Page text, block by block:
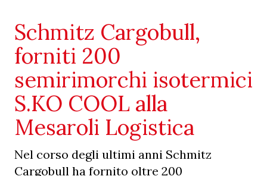
Schmitz Cargobull,
forniti 200
semirimorchi isotermici
S.KO COOL alla
Mesaroli Logistica
Nel corso degli ultimi anni Schmitz
Cargobull ha fornito oltre 200